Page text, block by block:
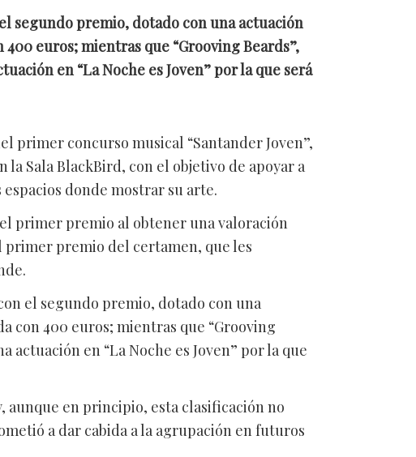
segundo premio, dotado con una actuación
euros; mientras que “Grooving Beards”,
en “La Noche es Joven” por la que será
primer concurso musical “Santander Joven”,
Sala BlackBird, con el objetivo de apoyar a
donde mostrar su arte.
primer premio al obtener una valoración
primer premio del certamen, que les
el segundo premio, dotado con una
con 400 euros; mientras que “Grooving
en “La Noche es Joven” por la que
aunque en principio, esta clasificación no
a dar cabida a la agrupación en futuros